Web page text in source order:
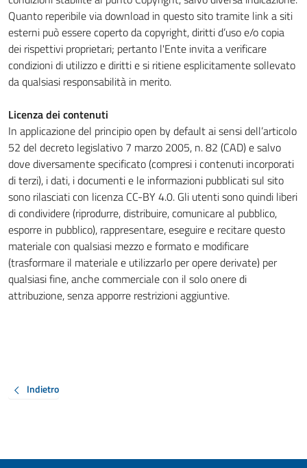
Quanto reperibile via download in questo sito tramite link a siti
esterni può essere coperto da copyright, diritti d’uso e/o copia
dei rispettivi proprietari; pertanto l'Ente invita a verificare
condizioni di utilizzo e diritti e si ritiene esplicitamente sollevato
da qualsiasi responsabilità in merito.
Licenza dei contenuti
In applicazione del principio open by default ai sensi dell’articolo
52 del decreto legislativo 7 marzo 2005, n. 82 (CAD) e salvo
dove diversamente specificato (compresi i contenuti incorporati
di terzi), i dati, i documenti e le informazioni pubblicati sul sito
sono rilasciati con licenza CC-BY 4.0. Gli utenti sono quindi liberi
di condividere (riprodurre, distribuire, comunicare al pubblico,
esporre in pubblico), rappresentare, eseguire e recitare questo
materiale con qualsiasi mezzo e formato e modificare
(trasformare il materiale e utilizzarlo per opere derivate) per
qualsiasi fine, anche commerciale con il solo onere di
attribuzione, senza apporre restrizioni aggiuntive.
Indietro